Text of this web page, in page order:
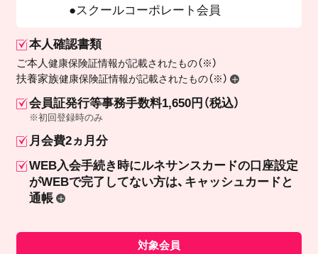
スクールコーポレート会員
本人確認書類
ご本人健康保険証情報が記載されたもの（※）
扶養家族健康保険証情報が記載されたもの（※）
会員証発行等事務手数料1,650円（税込）
※初回登録時のみ
月会費2ヵ月分
WEB入会手続き時にルネサンスカードの口座設定
がWEBで完了してない方は、キャッシュカードと
通帳
対象会員